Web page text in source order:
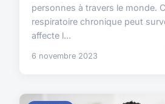
personnes à travers le monde.
respiratoire chronique peut
affecte l...
6 novembre 2023